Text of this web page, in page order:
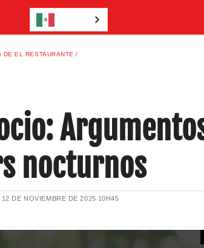
DE EL RESTAURANTE
nocturnos
12 DE NOVIEMBRE DE 2025 10H45